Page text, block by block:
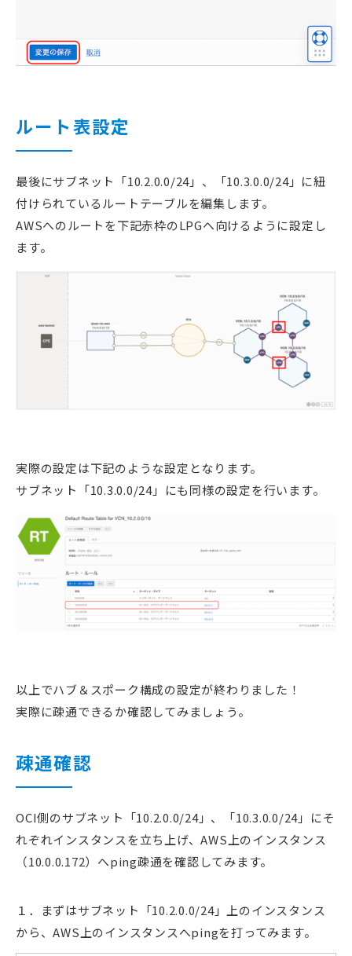
ルート表設定
最後にサブネット「10.2.0.0/24」、「10.3.0.0/24」に紐
付けられているルートテーブルを編集します。
AWSへのルートを下記赤枠のLPGへ向けるように設定し
ます。
実際の設定は下記のような設定となります。
サブネット「10.3.0.0/24」にも同様の設定を行います。
以上でハブ＆スポーク構成の設定が終わりました！
実際に疎通できるか確認してみましょう。
疎通確認
OCI側のサブネット「10.2.0.0/24」、「10.3.0.0/24」にそ
れぞれインスタンスを立ち上げ、AWS上のインスタンス
（10.0.0.172）へping疎通を確認してみます。
１．まずはサブネット「10.2.0.0/24」上のインスタンス
から、AWS上のインスタンスへpingを打ってみます。